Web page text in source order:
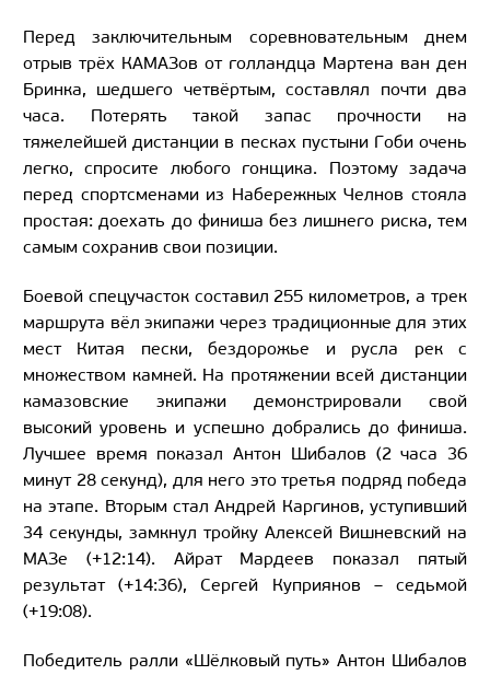
Перед заключительным соревновательным днем
отрыв трёх КАМАЗов от голландца Мартена ван ден
Бринка, шедшего четвёртым, составлял почти два
часа. Потерять такой запас прочности на
тяжелейшей дистанции в песках пустыни Гоби очень
легко, спросите любого гонщика. Поэтому задача
перед спортсменами из Набережных Челнов стояла
простая: доехать до финиша без лишнего риска, тем
самым сохранив свои позиции.
Боевой спецучасток составил 255 километров, а трек
маршрута вёл экипажи через традиционные для этих
мест Китая пески, бездорожье и русла рек с
множеством камней. На протяжении всей дистанции
камазовские экипажи демонстрировали свой
высокий уровень и успешно добрались до финиша.
Лучшее время показал Антон Шибалов (2 часа 36
минут 28 секунд), для него это третья подряд победа
на этапе. Вторым стал Андрей Каргинов, уступивший
34 секунды, замкнул тройку Алексей Вишневский на
МАЗе (+12:14). Айрат Мардеев показал пятый
результат (+14:36), Сергей Куприянов – седьмой
(+19:08).
Победитель ралли «Шёлковый путь» Антон Шибалов